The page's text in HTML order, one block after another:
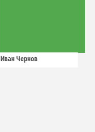
Иван Чернов